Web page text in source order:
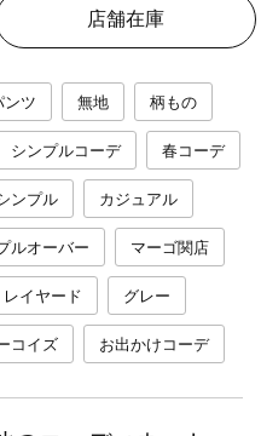
店舗在庫
ンツ 無地 柄もの
シンプルコーデ 春コーデ
ンプル カジュアル
ルオーバー マーゴ関店
レイヤード グレー
コイズ お出かけコーデ